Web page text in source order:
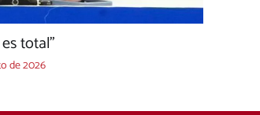
total”
de 2026